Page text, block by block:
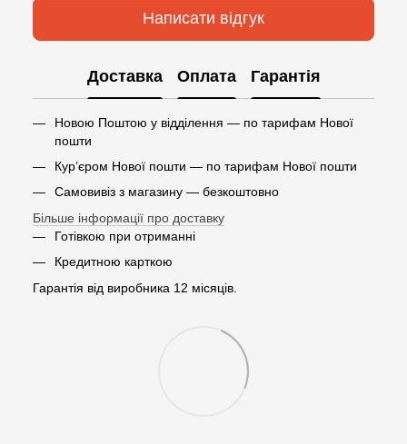
Написати відгук
Доставка Оплата Гарантія
Новою Поштою у відділення — по тарифам Нової
пошти
Кур’єром Нової пошти — по тарифам Нової пошти
Самовивіз з магазину — безкоштовно
Більше інформації про доставку
Готівкою при отриманні
Кредитною карткою
Гарантія від виробника 12 місяців.